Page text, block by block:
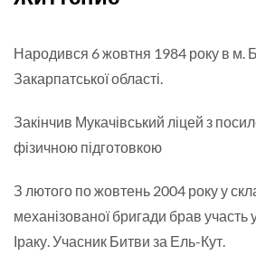
Народився 6 жовтня 1984 року в м.
Закарпатської області.
Закінчив Мукачівський ліцей з
фізичною підготовкою
З лютого по жовтень 2004 року у
механізованої бригади брав участь
Іраку. Учасник Битви за Ель-Кут.